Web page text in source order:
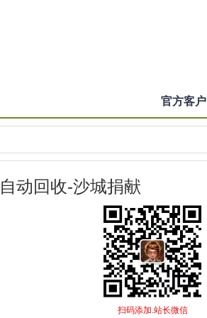
官方客户
动回收-沙城捐献
扫码添加.站长微信